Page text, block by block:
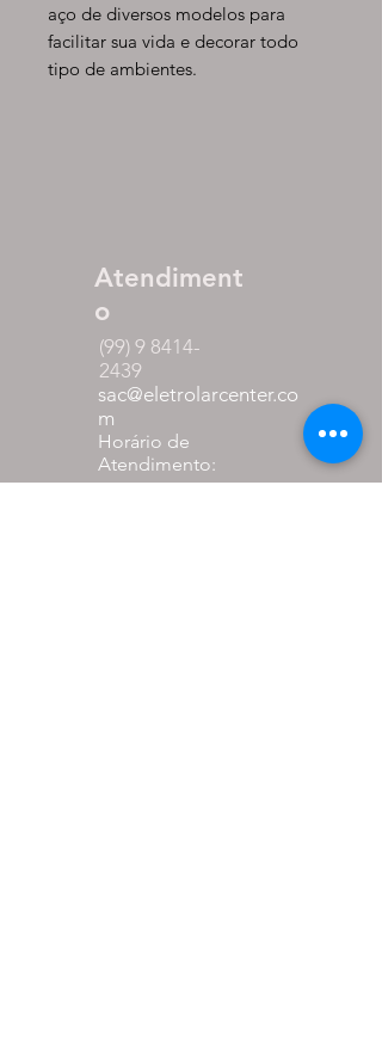
aço de diversos modelos para
facilitar sua vida e decorar todo
tipo de ambientes.
Atendiment
o
(99) 9 8414-
2439
sac@eletrolarcenter.co
m
Horário de
Atendimento: